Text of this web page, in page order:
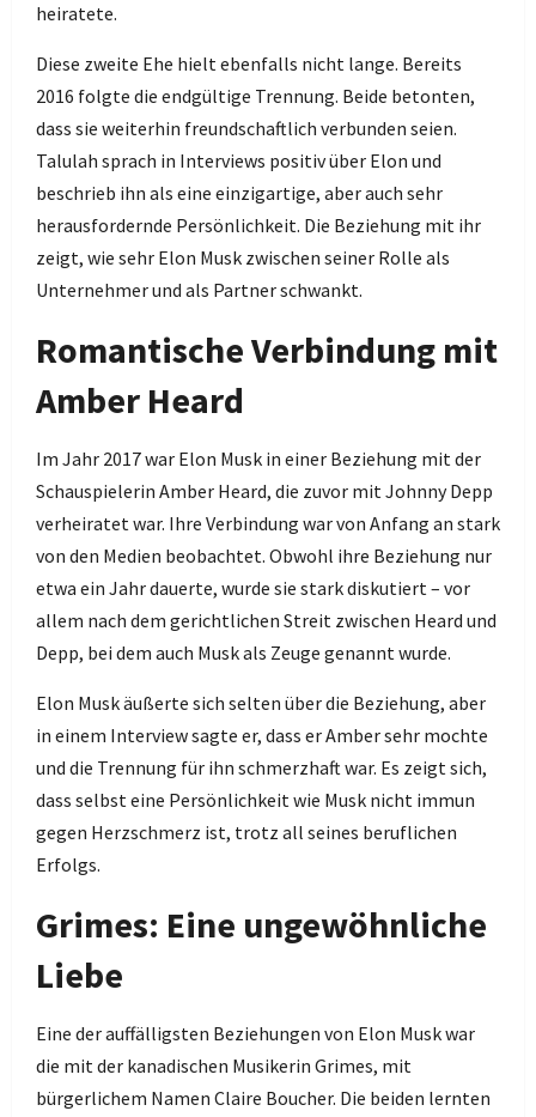
heiratete.
Diese zweite Ehe hielt ebenfalls nicht lange. Bereits
2016 folgte die endgültige Trennung. Beide betonten,
dass sie weiterhin freundschaftlich verbunden seien.
Talulah sprach in Interviews positiv über Elon und
beschrieb ihn als eine einzigartige, aber auch sehr
herausfordernde Persönlichkeit. Die Beziehung mit ihr
zeigt, wie sehr Elon Musk zwischen seiner Rolle als
Unternehmer und als Partner schwankt.
Romantische Verbindung mit
Amber Heard
Im Jahr 2017 war Elon Musk in einer Beziehung mit der
Schauspielerin Amber Heard, die zuvor mit Johnny Depp
verheiratet war. Ihre Verbindung war von Anfang an stark
von den Medien beobachtet. Obwohl ihre Beziehung nur
etwa ein Jahr dauerte, wurde sie stark diskutiert – vor
allem nach dem gerichtlichen Streit zwischen Heard und
Depp, bei dem auch Musk als Zeuge genannt wurde.
Elon Musk äußerte sich selten über die Beziehung, aber
in einem Interview sagte er, dass er Amber sehr mochte
und die Trennung für ihn schmerzhaft war. Es zeigt sich,
dass selbst eine Persönlichkeit wie Musk nicht immun
gegen Herzschmerz ist, trotz all seines beruflichen
Erfolgs.
Grimes: Eine ungewöhnliche
Liebe
Eine der auffälligsten Beziehungen von Elon Musk war
die mit der kanadischen Musikerin Grimes, mit
bürgerlichem Namen Claire Boucher. Die beiden lernten